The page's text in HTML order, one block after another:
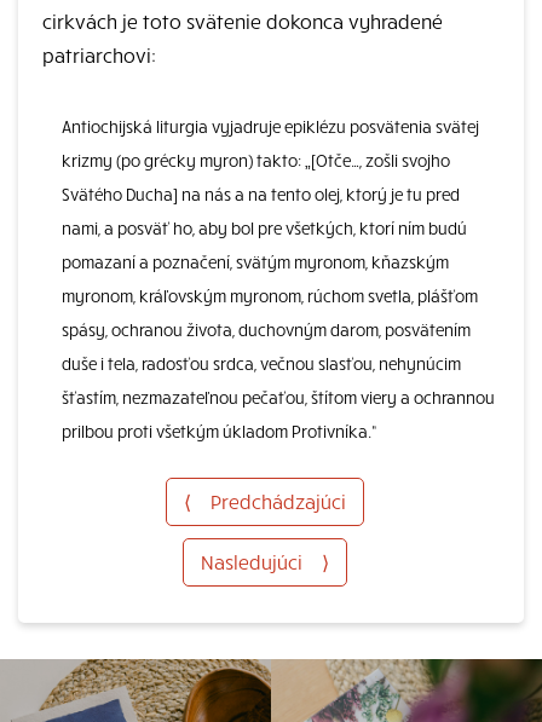
cirkvách je toto svätenie dokonca vyhradené
patriarchovi:
Antiochijská liturgia vyjadruje epiklézu posvätenia svätej
krizmy (po grécky myron) takto: „[Otče…, zošli svojho
Svätého Ducha] na nás a na tento olej, ktorý je tu pred
nami, a posväť ho, aby bol pre všetkých, ktorí ním budú
pomazaní a poznačení, svätým myronom, kňazským
myronom, kráľovským myronom, rúchom svetla, plášťom
spásy, ochranou života, duchovným darom, posvätením
duše i tela, radosťou srdca, večnou slasťou, nehynúcim
šťastím, nezmazateľnou pečaťou, štítom viery a ochrannou
prilbou proti všetkým úkladom Protivníka.“
⟨ Predchádzajúci
Nasledujúci ⟩